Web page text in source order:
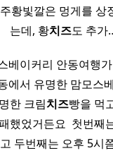
황빛깔은 멍게를 상
는데, 황치즈도 추가
베이커리 안동여행
에서 유명한 맘모스
한 크림치즈빵을 먹
했었거든요 ​ 첫번째
두번째는 오후 5시